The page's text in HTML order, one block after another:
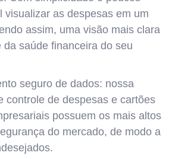
visualizar as despesas em um
assim, uma visão mais clara
da saúde financeira do seu
seguro de dados: nossa
controle de despesas e cartões
possuem os mais altos
do mercado, de modo a